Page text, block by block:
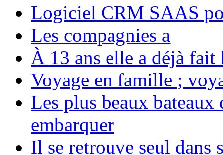
Logiciel CRM SAAS
Les compagnies a
À 13 ans elle a déjà
Voyage en famille ;
Les plus beaux bateaux
embarquer
Il se retrouve seul dans